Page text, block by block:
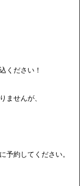
ください！
ませんが、
予約してください。